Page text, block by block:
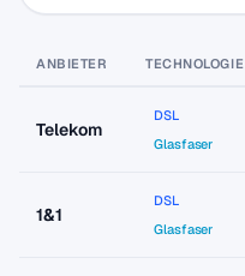
ANBIETER TECHNOLOGIE
Telekom
DSL
Glasfaser
1&1
DSL
Glasfaser